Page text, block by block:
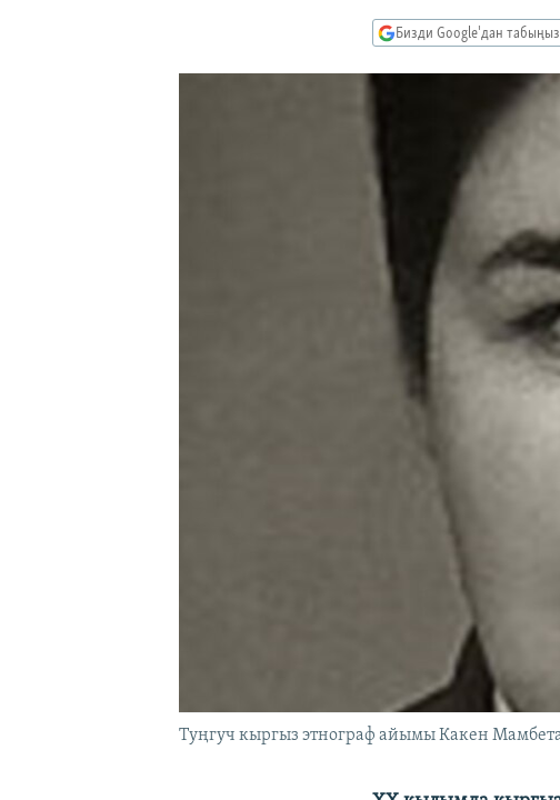
Бизди Google'дан табыңыз
Туңгуч кыргыз этнограф айымы Какен